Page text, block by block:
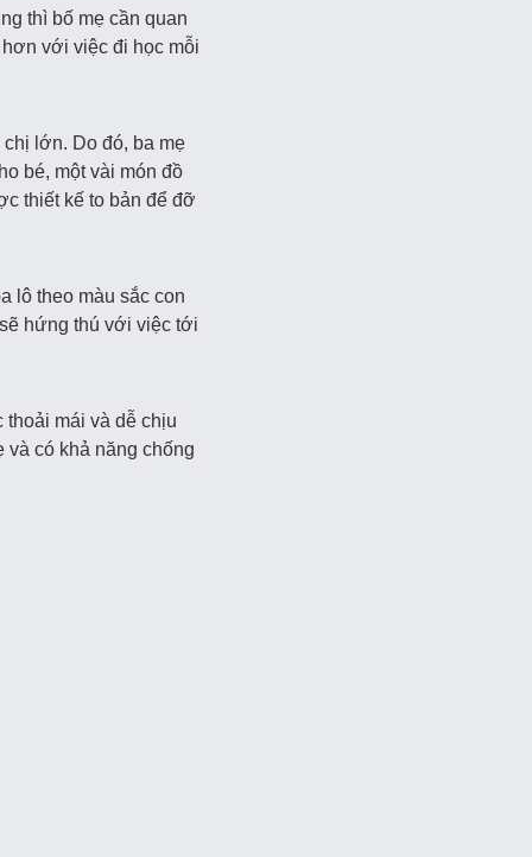
thì bố mẹ cần quan
với việc đi học mỗi
lớn. Do đó, ba mẹ
bé, một vài món đồ
thiết kế to bản để đỡ
lô theo màu sắc con
hứng thú với việc tới
thoải mái và dễ chịu
có khả năng chống